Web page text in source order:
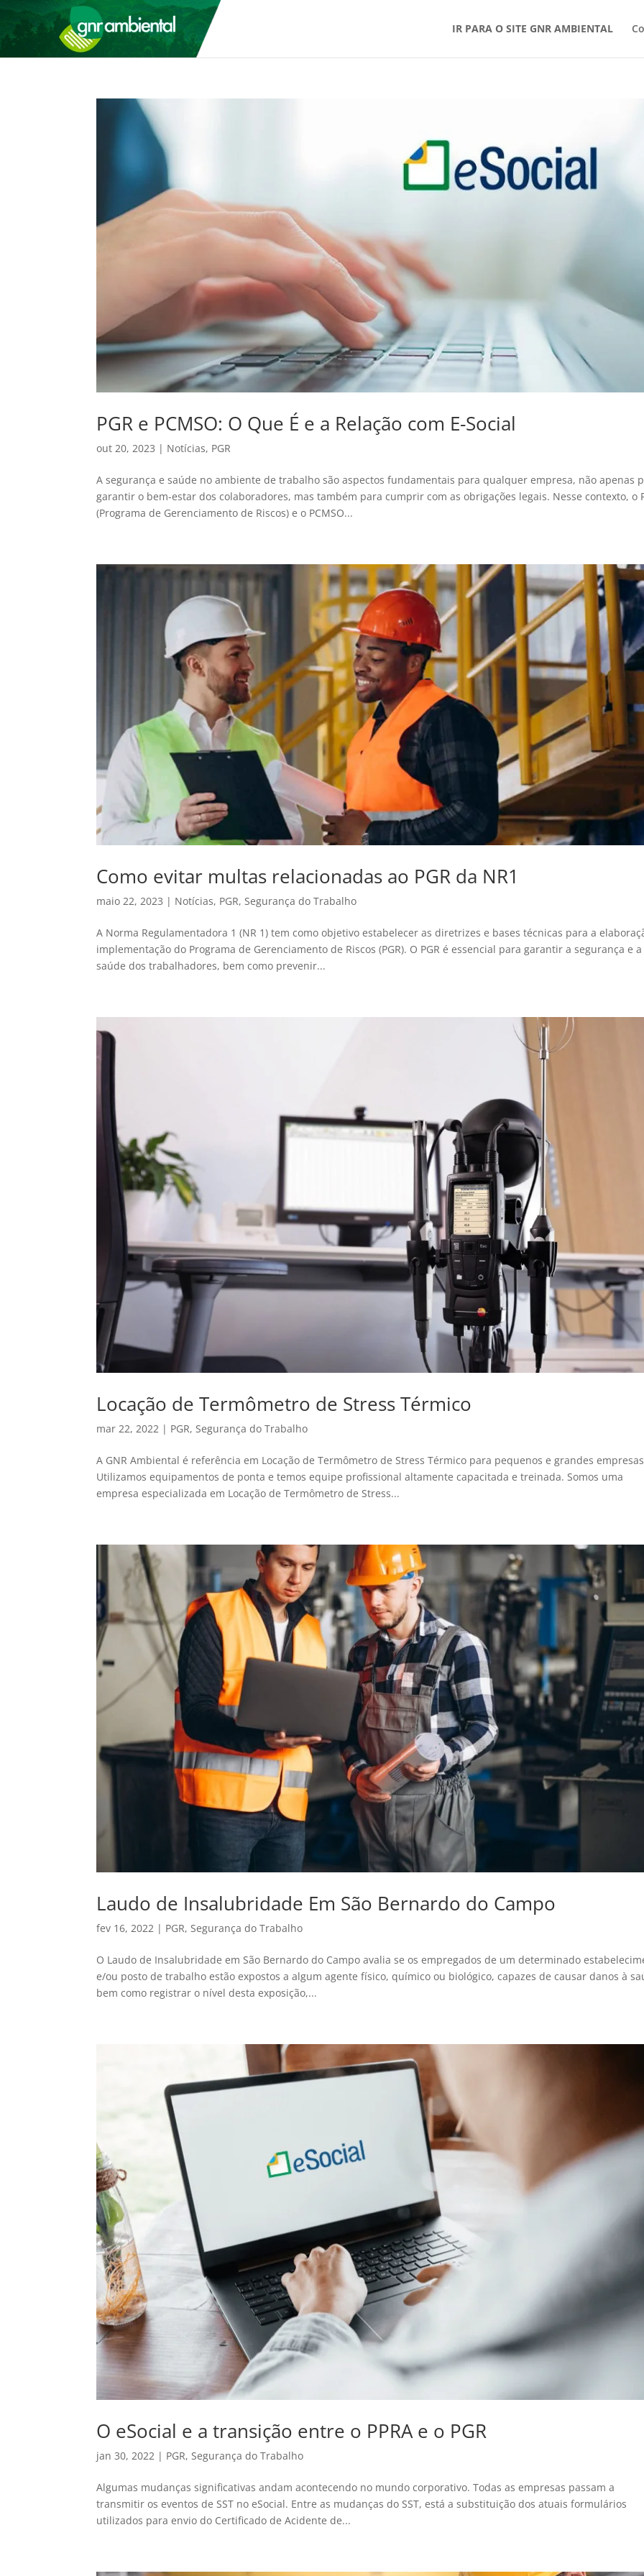
IR PARA O SITE GNR AMBIENTAL
PGR e PCMSO: O Que É e a Relação com E-Social
out 20, 2023 | Notícias, PGR
A segurança e saúde no ambiente de trabalho são aspectos fundamentais para qualquer empresa, não apenas
garantir o bem-estar dos colaboradores, mas também para cumprir com as obrigações legais. Nesse contexto, o
(Programa de Gerenciamento de Riscos) e o PCMSO...
Como evitar multas relacionadas ao PGR da NR1
maio 22, 2023 | Notícias, PGR,Segurança do Trabalho
A Norma Regulamentadora 1 (NR 1) tem como objetivo estabelecer as diretrizes e bases técnicas para a
implementação do Programa de Gerenciamento de Riscos (PGR). O PGR é essencial para garantir a segurança e a
saúde dos trabalhadores, bem como prevenir...
Locação de Termômetro de Stress Térmico
mar 22, 2022 | PGR, Segurança do Trabalho
A GNR Ambiental é referência em Locação de Termômetro de Stress Térmico para pequenos e grandes
Utilizamos equipamentos de ponta e temos equipe profissional altamente capacitada e treinada. Somos uma
empresa especializada em Locação de Termômetro de Stress...
Laudo de Insalubridade Em São Bernardo do Campo
fev 16, 2022 | PGR,Segurança do Trabalho
O Laudo de Insalubridade em São Bernardo do Campo avalia se os empregados de um determinado
e/ou posto de trabalho estão expostos a algum agente físico, químico ou biológico, capazes de causar danos à
bem como registrar o nível desta exposição,...
O eSocial e a transição entre o PPRA e o PGR
jan 30, 2022 | PGR,Segurança do Trabalho
Algumas mudanças significativas andam acontecendo no mundo corporativo. Todas as empresas passam a
transmitir os eventos de SST no eSocial. Entre as mudanças do SST, está a substituição dos atuais formulários
utilizados para envio do Certificado de Acidente de...